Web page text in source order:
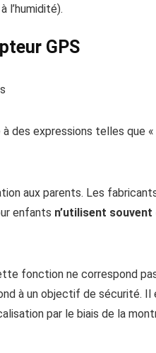
l’humidité).
GPS
expressions telles que «
aux parents. Les
enfants n’utilisent
fonction ne correspond
à un objectif de sécurité. Il
par le biais de la